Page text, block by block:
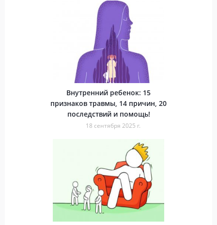
Внутренний ребенок: 15
признаков травмы, 14 причин, 20
последствий и помощь!
18 сентября 2025 г.